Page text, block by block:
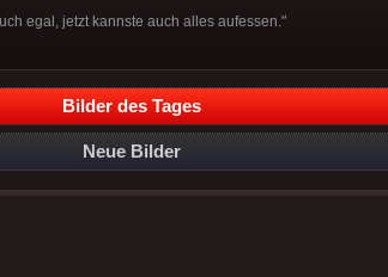
egal, jetzt kannste auch alles aufessen."
Bilder des Tages
Neue Bilder